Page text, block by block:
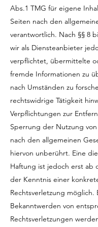
Abs.1 TMG für eigene
Seiten nach den
verantwortlich. Nach §§ 8
wir als Diensteanbieter
verpflichtet, übermittelte
fremde Informationen zu
nach Umständen zu
rechtswidrige Tätigkeit
Verpflichtungen zur
Sperrung der Nutzung
nach den allgemeinen
hiervon unberührt. Eine
Haftung ist jedoch erst ab
der Kenntnis einer
Rechtsverletzung möglich.
Bekanntwerden von
Rechtsverletzungen